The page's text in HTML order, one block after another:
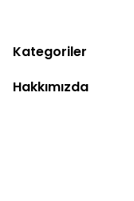
Kategoriler
Hakkımızda